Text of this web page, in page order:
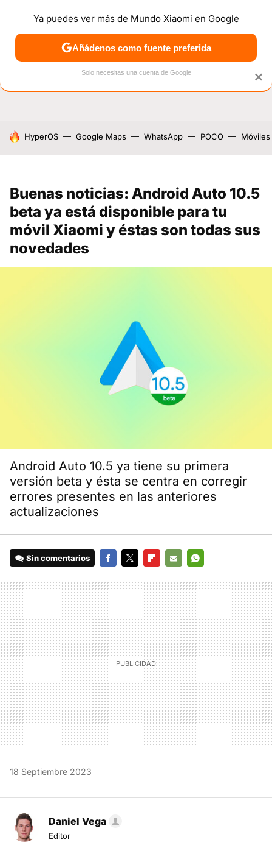
NOTICIAS MÓVILES TUTORIALES OFERTAS
HOY SE HABLA DE
HyperOS Google Maps WhatsApp POCO Móviles
Buenas noticias: Android Auto 10.5
beta ya está disponible para tu
móvil Xiaomi y éstas son todas sus
novedades
Android Auto 10.5 ya tiene su primera
versión beta y ésta se centra en corregir
errores presentes en las anteriores
actualizaciones
Sin comentarios
MAIL
18 Septiembre 2023
Daniel Vega
Editor
×
Ya puedes ver más de Mundo Xiaomi en Google
Añádenos como fuente preferida
Solo necesitas una cuenta de Google